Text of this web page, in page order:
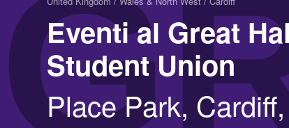
Eventi al Great
Student Union
Place Park,